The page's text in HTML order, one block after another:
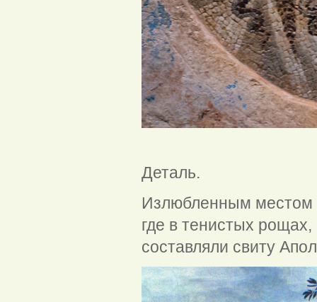
Деталь.
Излюбленным местом
где в тенистых
составляли свиту